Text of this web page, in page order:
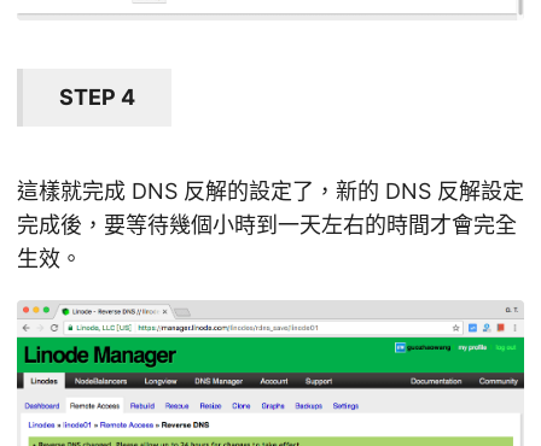
STEP 4
這樣就完成 DNS 反解的設定了，新的 DNS 反解設定
完成後，要等待幾個小時到一天左右的時間才會完全
生效。